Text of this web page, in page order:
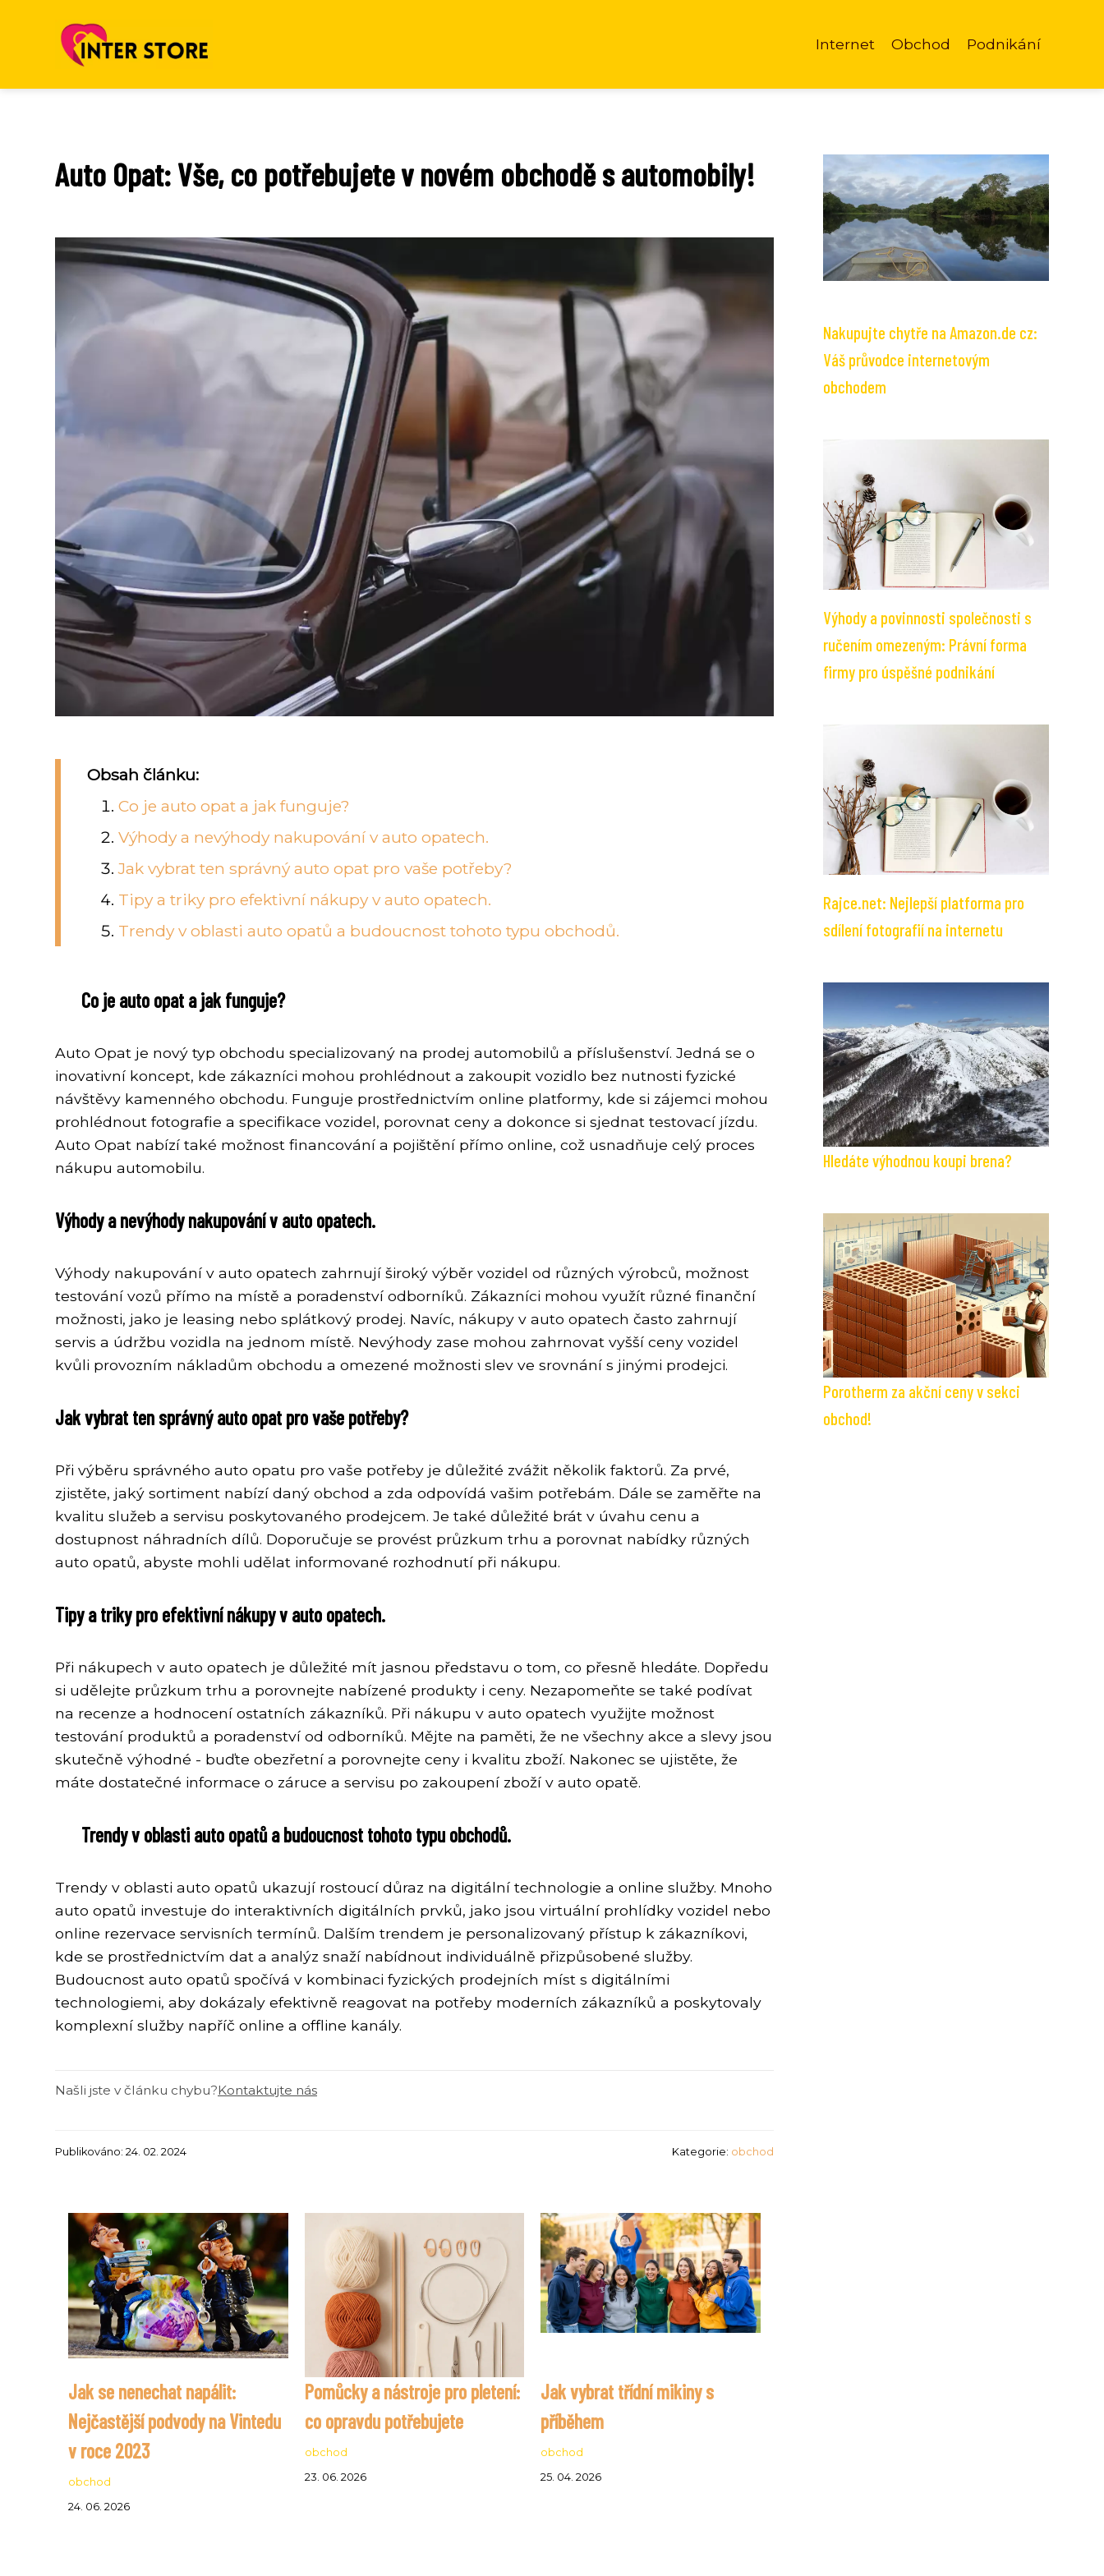
Internet Obchod Podnikání
Auto Opat: Vše, co potřebujete v novém obchodě s automobily!
Obsah článku:
Co je auto opat a jak funguje?
Výhody a nevýhody nakupování v auto opatech.
Jak vybrat ten správný auto opat pro vaše potřeby?
Tipy a triky pro efektivní nákupy v auto opatech.
Trendy v oblasti auto opatů a budoucnost tohoto typu obchodů.
Co je auto opat a jak funguje?
Auto Opat je nový typ obchodu specializovaný na prodej automobilů a příslušenství. Jedná se o
inovativní koncept, kde zákazníci mohou prohlédnout a zakoupit vozidlo bez nutnosti fyzické
návštěvy kamenného obchodu. Funguje prostřednictvím online platformy, kde si zájemci mohou
prohlédnout fotografie a specifikace vozidel, porovnat ceny a dokonce si sjednat testovací jízdu.
Auto Opat nabízí také možnost financování a pojištění přímo online, což usnadňuje celý proces
nákupu automobilu.
Výhody a nevýhody nakupování v auto opatech.
Výhody nakupování v auto opatech zahrnují široký výběr vozidel od různých výrobců, možnost
testování vozů přímo na místě a poradenství odborníků. Zákazníci mohou využít různé finanční
možnosti, jako je leasing nebo splátkový prodej. Navíc, nákupy v auto opatech často zahrnují
servis a údržbu vozidla na jednom místě. Nevýhody zase mohou zahrnovat vyšší ceny vozidel
kvůli provozním nákladům obchodu a omezené možnosti slev ve srovnání s jinými prodejci.
Jak vybrat ten správný auto opat pro vaše potřeby?
Při výběru správného auto opatu pro vaše potřeby je důležité zvážit několik faktorů. Za prvé,
zjistěte, jaký sortiment nabízí daný obchod a zda odpovídá vašim potřebám. Dále se zaměřte na
kvalitu služeb a servisu poskytovaného prodejcem. Je také důležité brát v úvahu cenu a
dostupnost náhradních dílů. Doporučuje se provést průzkum trhu a porovnat nabídky různých
auto opatů, abyste mohli udělat informované rozhodnutí při nákupu.
Tipy a triky pro efektivní nákupy v auto opatech.
Při nákupech v auto opatech je důležité mít jasnou představu o tom, co přesně hledáte. Dopředu
si udělejte průzkum trhu a porovnejte nabízené produkty i ceny. Nezapomeňte se také podívat
na recenze a hodnocení ostatních zákazníků. Při nákupu v auto opatech využijte možnost
testování produktů a poradenství od odborníků. Mějte na paměti, že ne všechny akce a slevy jsou
skutečně výhodné - buďte obezřetní a porovnejte ceny i kvalitu zboží. Nakonec se ujistěte, že
máte dostatečné informace o záruce a servisu po zakoupení zboží v auto opatě.
Trendy v oblasti auto opatů a budoucnost tohoto typu obchodů.
Trendy v oblasti auto opatů ukazují rostoucí důraz na digitální technologie a online služby. Mnoho
auto opatů investuje do interaktivních digitálních prvků, jako jsou virtuální prohlídky vozidel nebo
online rezervace servisních termínů. Dalším trendem je personalizovaný přístup k zákazníkovi,
kde se prostřednictvím dat a analýz snaží nabídnout individuálně přizpůsobené služby.
Budoucnost auto opatů spočívá v kombinaci fyzických prodejních míst s digitálními
technologiemi, aby dokázaly efektivně reagovat na potřeby moderních zákazníků a poskytovaly
komplexní služby napříč online a offline kanály.
Našli jste v článku chybu?Kontaktujte nás
Publikováno: 24. 02. 2024 Kategorie: obchod
Jak se nenechat napálit:
Nejčastější podvody na Vintedu
v roce 2023
obchod
24. 06. 2026
Pomůcky a nástroje pro pletení:
co opravdu potřebujete
obchod
23. 06. 2026
Jak vybrat třídní mikiny s
příběhem
obchod
25. 04. 2026
Nakupujte chytře na Amazon.de cz:
Váš průvodce internetovým
obchodem
Výhody a povinnosti společnosti s
ručením omezeným: Právní forma
firmy pro úspěšné podnikání
Rajce.net: Nejlepší platforma pro
sdílení fotografií na internetu
Hledáte výhodnou koupi brena?
Porotherm za akční ceny v sekci
obchod!